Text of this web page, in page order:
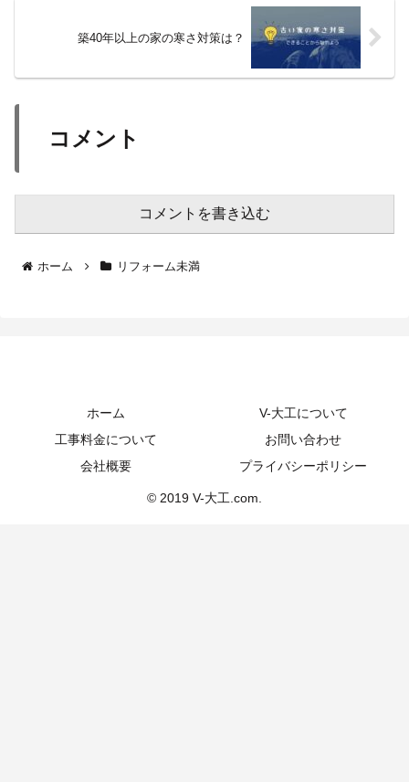
築40年以上の家の寒さ対策は？
コメント
コメントを書き込む
ホーム リフォーム未満
ホーム
V-大工について
工事料金について
お問い合わせ
会社概要
プライバシーポリシー
© 2019 V-大工.com.